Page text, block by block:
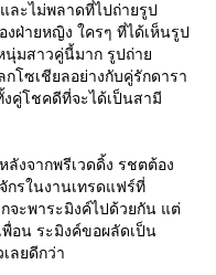
ละไม่พลาดที่ไปถ่ายรูป
ฝ่ายหญิง ใครๆ ที่ได้เห็นรูป
นุ่มสาวคู่นี้มาก รูปถ่า
โซเชียลอย่างกับคู่รักดารา
งคู่โชคดีที่จะได้เป็นสามี
งจากพรีเวดดิ้ง รชตต้อง
จักรในงานเทรดแฟร์ที่
กจะพาระมิงค์ไปด้วยกัน แต่
อน ระมิงค์ขอผลัดเป็น
ลยดีกว่า